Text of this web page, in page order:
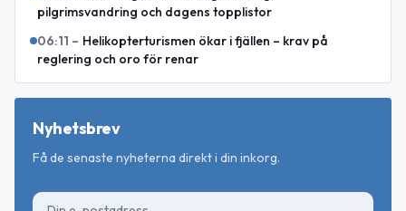
pilgrimsvandring och dagens topplistor
06:11 – Helikopterturismen ökar i fjällen – krav på
reglering och oro för renar
Nyhetsbrev
Få de senaste nyheterna direkt i din inkorg.